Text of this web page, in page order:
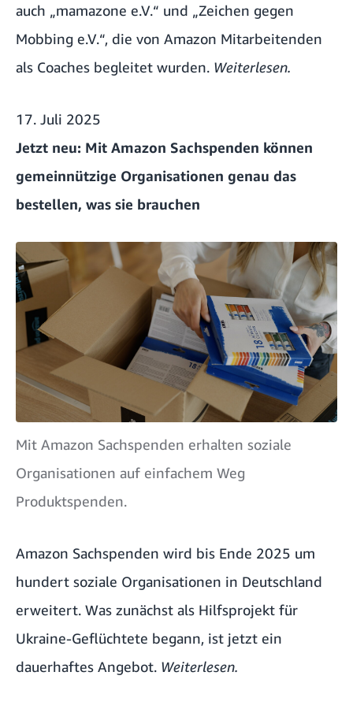
auch „mamazone e.V.“ und „Zeichen gegen
Mobbing e.V.“, die von Amazon Mitarbeitenden
als Coaches begleitet wurden. Weiterlesen.
17. Juli 2025
Jetzt neu: Mit Amazon Sachspenden können
gemeinnützige Organisationen genau das
bestellen, was sie brauchen
Mit Amazon Sachspenden erhalten soziale
Organisationen auf einfachem Weg
Produktspenden.
Amazon Sachspenden wird bis Ende 2025 um
hundert soziale Organisationen in Deutschland
erweitert. Was zunächst als Hilfsprojekt für
Ukraine-Geflüchtete begann, ist jetzt ein
dauerhaftes Angebot. Weiterlesen.